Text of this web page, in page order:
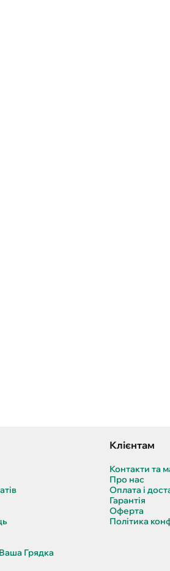
Грядка
Клієнтам
Контакти та
Про нас
Оплата і
Гарантія
Оферта
Політика